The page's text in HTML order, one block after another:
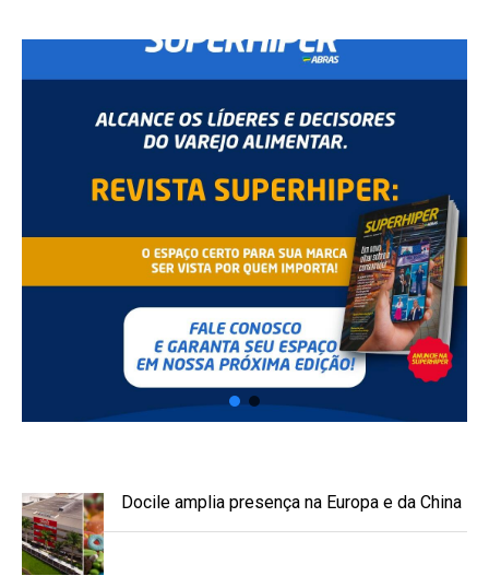
Docile amplia presença na Europa e da China